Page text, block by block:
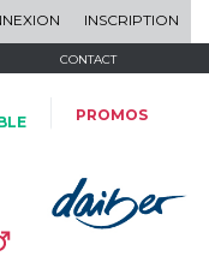
INSCRIPTION
CONTACT
PROMOS